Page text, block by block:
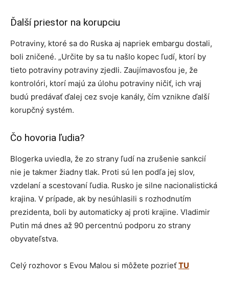
Ďalší priestor na korupciu
Potraviny, ktoré sa do Ruska aj napriek embargu dostali,
boli zničené. „Určite by sa tu našlo kopec ľudí, ktorí by
tieto potraviny potraviny zjedli. Zaujímavosťou je, že
kontrolóri, ktorí majú za úlohu potraviny ničiť, ich vraj
budú predávať ďalej cez svoje kanály, čím vznikne ďalší
korupčný systém.
Čo hovoria ľudia?
Blogerka uviedla, že zo strany ľudí na zrušenie sankcií
nie je takmer žiadny tlak. Proti sú len podľa jej slov,
vzdelaní a scestovaní ľudia. Rusko je silne nacionalistická
krajina. V prípade, ak by nesúhlasili s rozhodnutím
prezidenta, boli by automaticky aj proti krajine. Vladimir
Putin má dnes až 90 percentnú podporu zo strany
obyvateľstva.
Celý rozhovor s Evou Malou si môžete pozrieť TU